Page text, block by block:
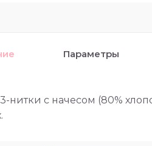
Параметры
нитки с начесом (80%